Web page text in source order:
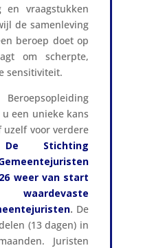
en vraagstukken
de samenleving
beroep doet op
om scherpte,
sensitiviteit.
een unieke kans
uzelf voor verdere
De Stichting
weer van start
. De
(13 dagen) in
Juristen